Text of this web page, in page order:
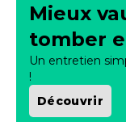
Mieux
tomber
Un entretien
!
Découvrir